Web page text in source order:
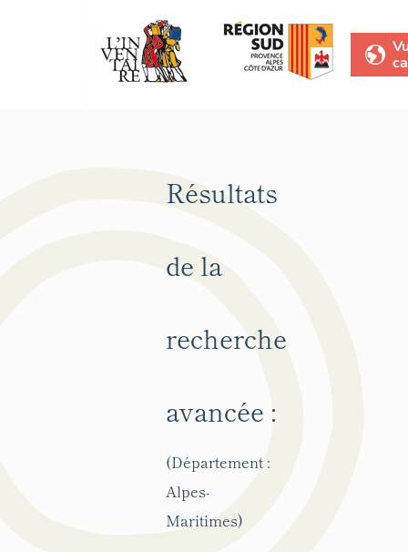
Résultats
de la
recherche
avancée :
(Département :
Alpes-
Maritimes)